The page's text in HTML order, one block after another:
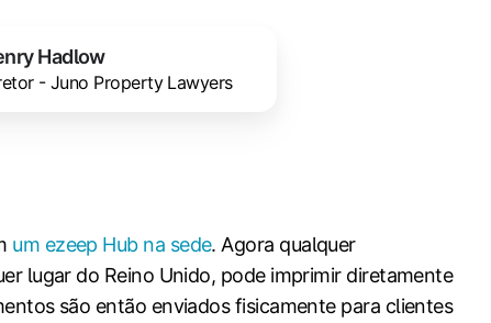
Hadlow
- Juno Property Lawyers
um ezeep Hub na sede. Agora qualquer
lugar do Reino Unido, pode imprimir diretamente
são então enviados fisicamente para clientes